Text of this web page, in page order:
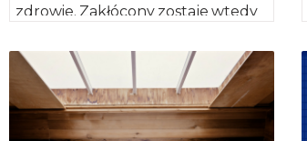
zdrowie. Zakłócony zostaje wtedy